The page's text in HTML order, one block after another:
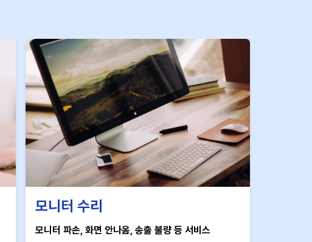
모니터 수리
모니터 파손, 화면 안나옴, 송출 불량 등 서비스